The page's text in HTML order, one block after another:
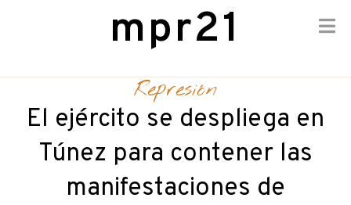
content
mpr21
Represión
El ejército se despliega en
Túnez para contener las
manifestaciones de